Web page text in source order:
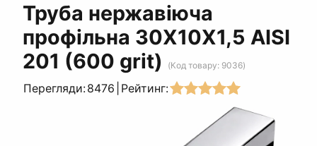
Труба нержавіюча
профільна 30Х10Х1,5 AISI
201 (600 grit)
(Код товару: 9036)
Перегляди:8476 Рейтинг: